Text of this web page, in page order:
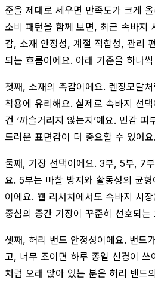
준을 제대로 세우면 만족도가 크게
소비 패턴을 함께 보면, 최근 속바지
감, 소재 안정성, 계절 적합성, 관리
되는 흐름이에요. 아래 기준을 하나
첫째, 소재의 촉감이에요. 렌징모달
착용에 유리해요. 실제로 속바지 선
건 ‘까슬거리지 않는지’예요. 민감
드러운 표면감이 더 중요할 수 있어요.
둘째, 기장 선택이에요. 3부, 5부, 7
요. 5부는 마찰 방지와 활동성의 균
이에요. 웹 리서치에서도 속바지 시
중심의 중간 기장이 꾸준히 선호되는
셋째, 허리 밴드 안정성이에요. 밴드
고, 너무 조이면 하루 종일 신경이 쓰
처럼 오래 앉아 있는 분은 허리 밴드